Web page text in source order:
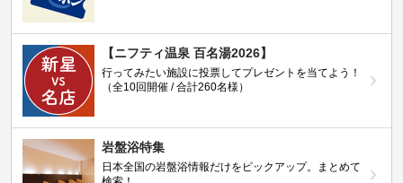
【ニフティ温泉 百名湯2026】
行ってみたい施設に投票してプレゼントを当てよう！
（全10回開催 / 合計260名様）
岩盤浴特集
日本全国の岩盤浴情報だけをピックアップ。まとめて